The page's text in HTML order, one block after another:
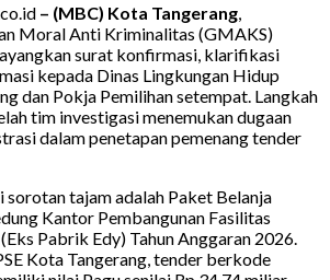
– (MBC) Kota Tangerang,
Moral Anti Kriminalitas (GMAKS)
surat konfirmasi, klarifikasi
kepada Dinas Lingkungan Hidup
dan Pokja Pemilihan setempat. Langkah
tim investigasi menemukan dugaan
dalam penetapan pemenang tender
sorotan tajam adalah Paket Belanja
Kantor Pembangunan Fasilitas
Pabrik Edy) Tahun Anggaran 2026.
Kota Tangerang, tender berkode